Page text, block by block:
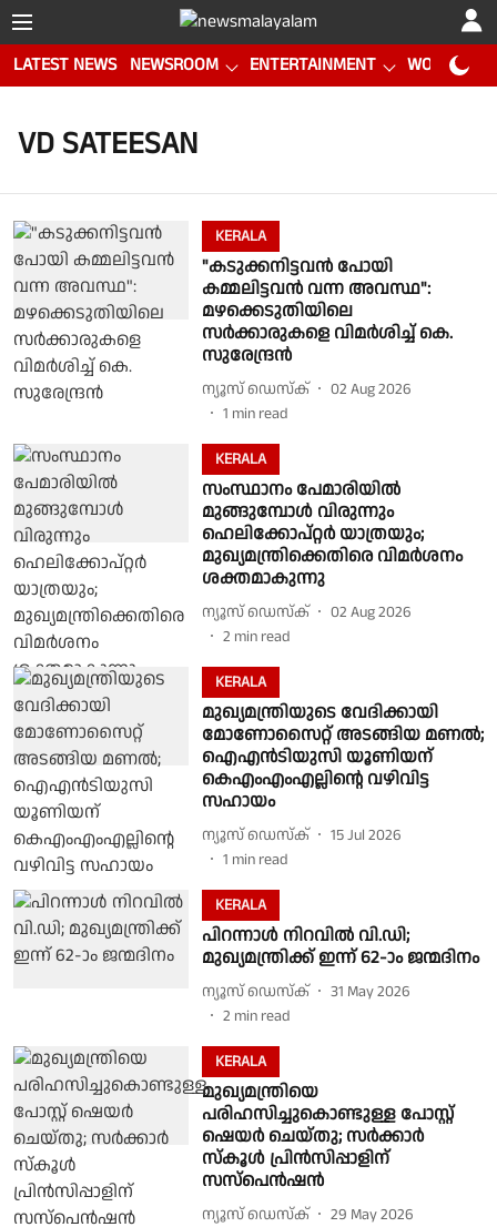
LATEST NEWS NEWSROOM ENTERTAINMENT WORLD CUP
VD SATEESAN
KERALA
"കടുക്കനിട്ടവൻ പോയി
കമ്മലിട്ടവൻ വന്ന അവസ്ഥ":
മഴക്കെടുതിയിലെ
സർക്കാരുകളെ വിമർശിച്ച് കെ.
സുരേന്ദ്രൻ
ന്യൂസ് ഡെസ്ക്
02 Aug 2026
1 min read
KERALA
സംസ്ഥാനം പേമാരിയിൽ
മുങ്ങുമ്പോൾ വിരുന്നും
ഹെലിക്കോപ്റ്റർ യാത്രയും;
മുഖ്യമന്ത്രിക്കെതിരെ വിമർശനം
ശക്തമാകുന്നു
ന്യൂസ് ഡെസ്ക്
02 Aug 2026
2 min read
KERALA
മുഖ്യമന്ത്രിയുടെ വേദിക്കായി
മോണോസൈറ്റ് അടങ്ങിയ മണൽ;
ഐഎൻടിയുസി യൂണിയന്
കെഎംഎംഎല്ലിൻ്റെ വഴിവിട്ട
സഹായം
ന്യൂസ് ഡെസ്ക്
15 Jul 2026
1 min read
KERALA
പിറന്നാൾ നിറവിൽ വി.ഡി;
മുഖ്യമന്ത്രിക്ക് ഇന്ന് 62-ാം ജന്മദിനം
ന്യൂസ് ഡെസ്ക്
31 May 2026
2 min read
KERALA
മുഖ്യമന്ത്രിയെ
പരിഹസിച്ചുകൊണ്ടുള്ള പോസ്റ്റ്
ഷെയര്‍ ചെയ്തു; സര്‍ക്കാര്‍
സ്‌കൂള്‍ പ്രിന്‍സിപ്പാളിന്
സസ്‌പെന്‍ഷന്‍
ന്യൂസ് ഡെസ്ക്
29 May 2026